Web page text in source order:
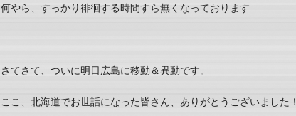
何やら、すっかり徘徊する時間すら無くなっております…
さてさて、ついに明日広島に移動＆異動です。
ここ、北海道でお世話になった皆さん、ありがとうございました！